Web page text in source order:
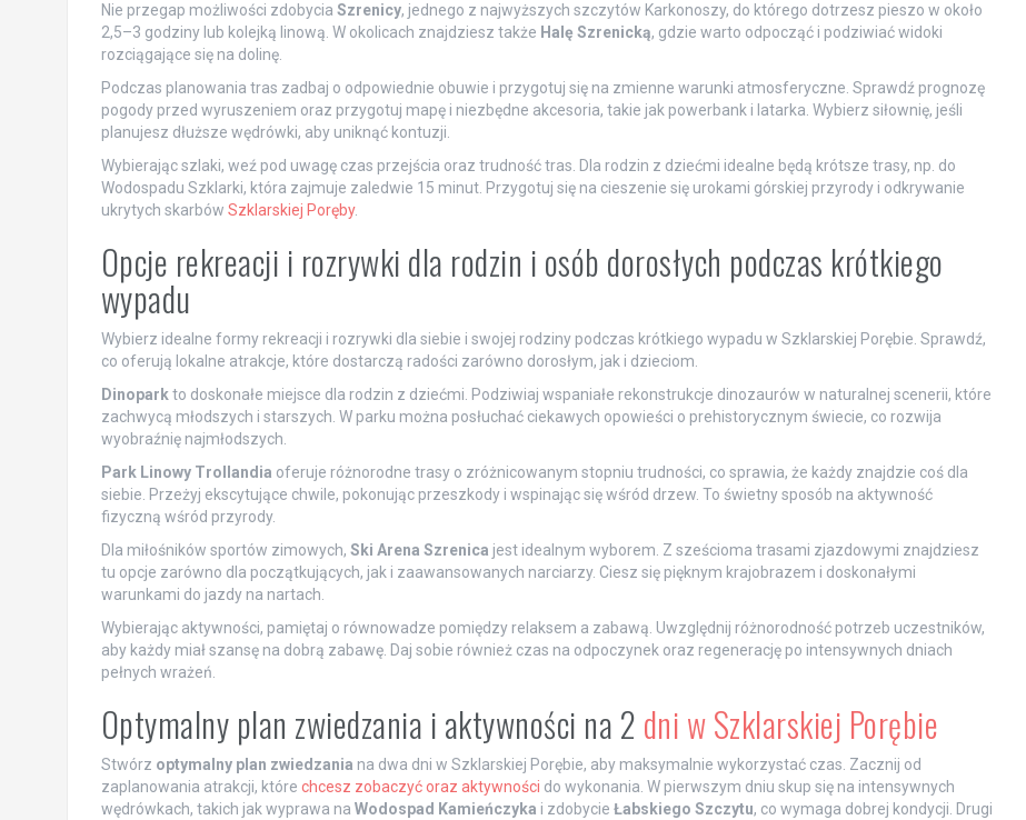
Nie przegap możliwości zdobycia Szrenicy, jednego z najwyższych szczytów Karkonoszy, do którego dotrzesz pieszo w około
2,5–3 godziny lub kolejką linową. W okolicach znajdziesz także Halę Szrenicką, gdzie warto odpocząć i podziwiać widoki
rozciągające się na dolinę.
Podczas planowania tras zadbaj o odpowiednie obuwie i przygotuj się na zmienne warunki atmosferyczne. Sprawdź prognozę
pogody przed wyruszeniem oraz przygotuj mapę i niezbędne akcesoria, takie jak powerbank i latarka. Wybierz siłownię, jeśli
planujesz dłuższe wędrówki, aby uniknąć kontuzji.
Wybierając szlaki, weź pod uwagę czas przejścia oraz trudność tras. Dla rodzin z dziećmi idealne będą krótsze trasy, np. do
Wodospadu Szklarki, która zajmuje zaledwie 15 minut. Przygotuj się na cieszenie się urokami górskiej przyrody i odkrywanie
ukrytych skarbów Szklarskiej Poręby.
Opcje rekreacji i rozrywki dla rodzin i osób dorosłych podczas krótkiego
wypadu
Wybierz idealne formy rekreacji i rozrywki dla siebie i swojej rodziny podczas krótkiego wypadu w Szklarskiej Porębie. Sprawdź,
co oferują lokalne atrakcje, które dostarczą radości zarówno dorosłym, jak i dzieciom.
Dinoparkto doskonałe miejsce dla rodzin z dziećmi. Podziwiaj wspaniałe rekonstrukcje dinozaurów w naturalnej scenerii, które
zachwycą młodszych i starszych. W parku można posłuchać ciekawych opowieści o prehistorycznym świecie, co rozwija
wyobraźnię najmłodszych.
Park Linowy Trollandia oferuje różnorodne trasy o zróżnicowanym stopniu trudności, co sprawia, że każdy znajdzie coś dla
siebie. Przeżyj ekscytujące chwile, pokonując przeszkody i wspinając się wśród drzew. To świetny sposób na aktywność
fizyczną wśród przyrody.
Dla miłośników sportów zimowych, Ski Arena Szrenica jest idealnym wyborem. Z sześcioma trasami zjazdowymi znajdziesz
tu opcje zarówno dla początkujących, jak i zaawansowanych narciarzy. Ciesz się pięknym krajobrazem i doskonałymi
warunkami do jazdy na nartach.
Wybierając aktywności, pamiętaj o równowadze pomiędzy relaksem a zabawą. Uwzględnij różnorodność potrzeb uczestników,
aby każdy miał szansę na dobrą zabawę. Daj sobie również czas na odpoczynek oraz regenerację po intensywnych dniach
pełnych wrażeń.
Optymalny plan zwiedzania i aktywności na 2 dni w Szklarskiej Porębie
Stwórz optymalny plan zwiedzania na dwa dni w Szklarskiej Porębie, aby maksymalnie wykorzystać czas. Zacznij od
zaplanowania atrakcji, które chcesz zobaczyć oraz aktywności do wykonania. W pierwszym dniu skup się na intensywnych
wędrówkach, takich jak wyprawa na Wodospad Kamieńczyka i zdobycie Łabskiego Szczytu, co wymaga dobrej kondycji. Drugi